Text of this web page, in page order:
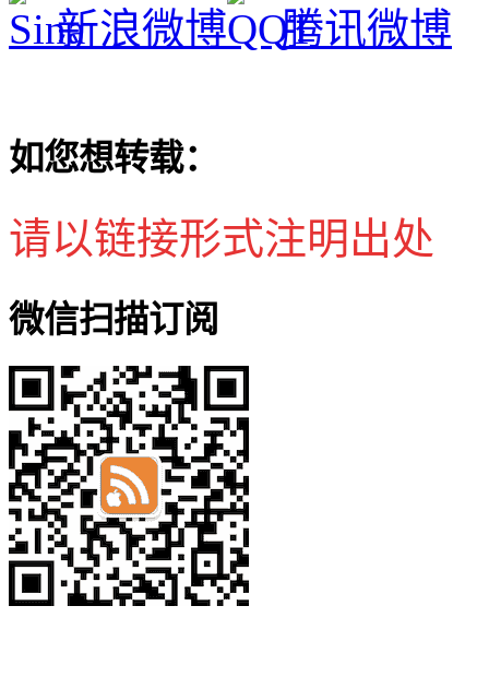
新浪微博 腾讯微博
如您想转载：
请以链接形式注明出处
微信扫描订阅